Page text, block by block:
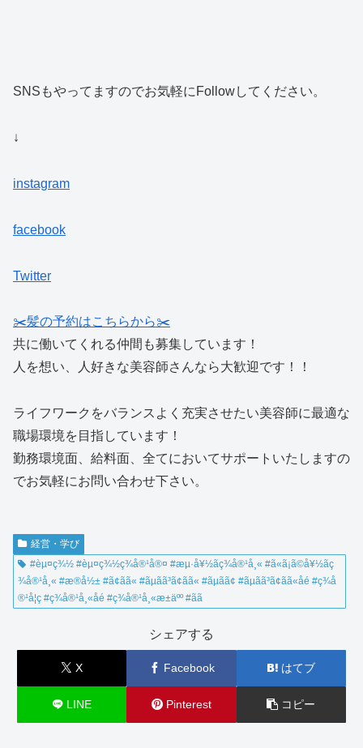
SNSもやってますのでお気軽にFollowしてください。
↓
instagram
facebook
Twitter
✂️髪の予約はこちらから✂️
共に働いてくれる仲間も募集しています！
人を想い、人好きな美容師さんなら大歓迎です！！
ライフワークをバランスよく充実させたい美容師に最適な
職場環境を目指しています！
勤務環境面、給料面、全てにおいてサポートいたしますの
でお気軽にお問い合わせ下さい。
経営・学び
#èµ¤ç¾½ #èµ¤ç¾½ç¾å®¹å®¤ #æµ·å¥½ãç¾å®¹å¸« #ã«ã¡ã©å¥½ãç
¾å®¹å¸« #æ®å½± #ã¢ãã« #ãµã­ã³ã¢ãã« #ãµã­ã¢ #ãµã­ã³ã¢ãã«åé #ç¾å
®¹å­¦ç #ç¾å®¹å¸«åé #ç¾å®¹å¸«æ±äºº #ãã
シェアする
X Facebook はてブ
LINE Pinterest コピー